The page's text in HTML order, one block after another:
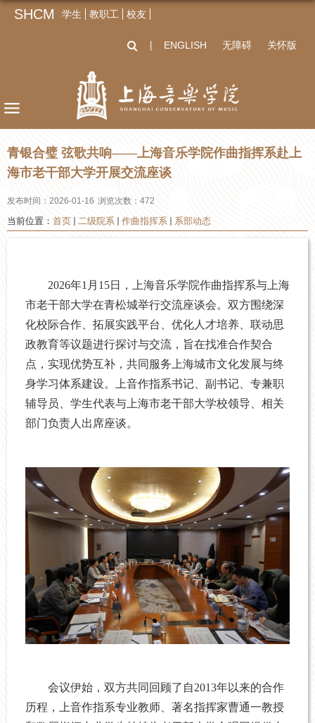
SHCM 学生 教职工 校友
ENGLISH 无障碍 关怀版
青银合璧 弦歌共响——上海音乐学院作曲指挥系赴上
海市老干部大学开展交流座谈
发布时间：2026-01-16 浏览次数： 472
当前位置： 首页 二级院系 作曲指挥系 系部动态
2026年1月15日，上海音乐学院作曲指挥系与上海
市老干部大学在青松城举行交流座谈会。双方围绕深
化校际合作、拓展实践平台、优化人才培养、联动思
政教育等议题进行探讨与交流，旨在找准合作契合
点，实现优势互补，共同服务上海城市文化发展与终
身学习体系建设。上音作指系书记、副书记、专兼职
辅导员、学生代表与上海市老干部大学校领导、相关
部门负责人出席座谈。
会议伊始，双方共同回顾了自2013年以来的合作
历程，上音作指系专业教师、著名指挥家曹通一教授